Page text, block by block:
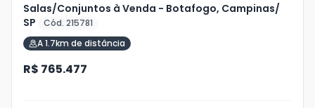
Salas/Conjuntos à Venda - Botafogo, Campinas/
SP
Cód. 215781
A 1.7km de distância
R$ 765.477